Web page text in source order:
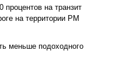
процентов на транзит
на территории РМ
меньше подоходного